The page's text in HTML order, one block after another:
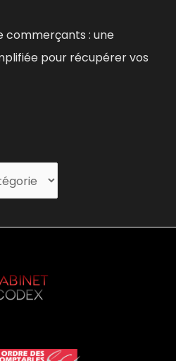
commerçants : une
pour récupérer vos